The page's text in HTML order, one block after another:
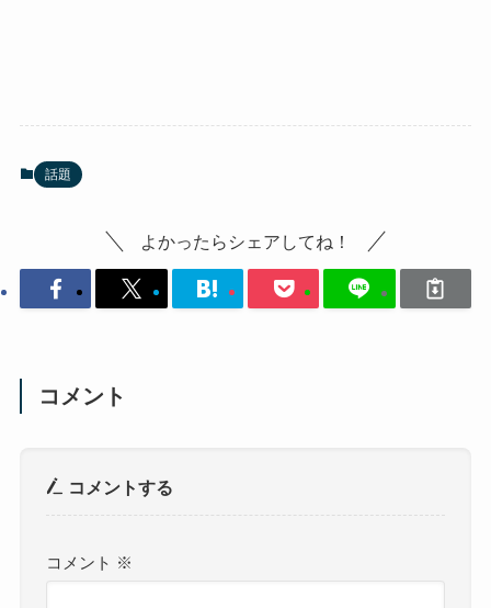
話題
よかったらシェアしてね！
コメント
コメントする
コメント ※